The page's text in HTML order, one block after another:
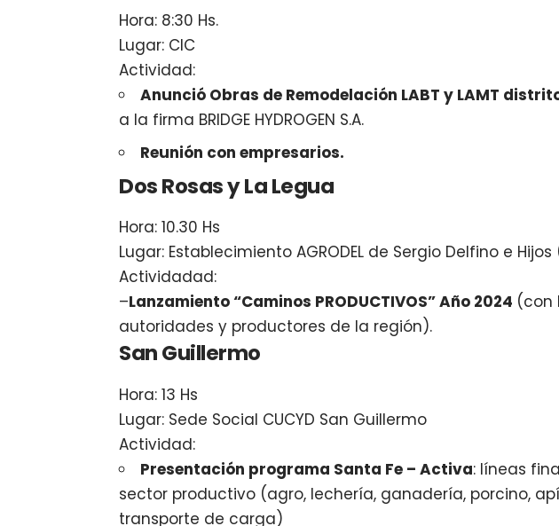
Hora: 8:30 Hs.
Lugar: CIC
Actividad:
Anunció Obras de Remodelación LABT y LAMT
a la firma BRIDGE HYDROGEN S.A.
Reunión con empresarios.
Dos Rosas y La Legua
Hora: 10.30 Hs
Lugar: Establecimiento AGRODEL de Sergio Delfino e
Actividadad:
–Lanzamiento “Caminos PRODUCTIVOS” Año 2024 (con
autoridades y productores de la región).
San Guillermo
Hora: 13 Hs
Lugar: Sede Social CUCYD San Guillermo
Actividad:
Presentación programa Santa Fe – Activa: líneas
sector productivo (agro, lechería, ganadería, porcino,
transporte de carga)